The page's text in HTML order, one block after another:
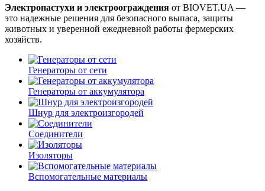
Электропастухи и электроограждения от BIOVET.UA —
это надежные решения для безопасного выпаса, защиты
животных и уверенной ежедневной работы фермерских
хозяйств.
Генераторы от сети
Генераторы от аккумулятора
Шнур для электроизгородей
Соединители
Изоляторы
Вспомогательные материалы